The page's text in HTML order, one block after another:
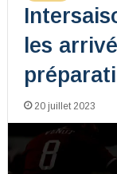
les
20 juillet 2023